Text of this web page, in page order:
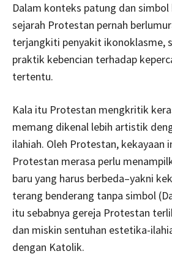
Dalam konteks patung dan simbol
sejarah Protestan pernah
terjangkiti penyakit ikonoklasme,
praktik kebencian terhadap
tertentu.
Kala itu Protestan mengkritik
memang dikenal lebih artistik
ilahiah. Oleh Protestan, kekayaan
Protestan merasa perlu
baru yang harus berbeda–yakni
terang benderang tanpa simbol
itu sebabnya gereja Protestan
dan miskin sentuhan estetika-
dengan Katolik.